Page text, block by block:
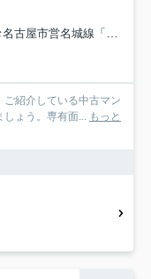
名古屋市営名城線「久屋大通」駅 徒歩10分
ご紹介している中古マン
ょう。専有面...
もっと